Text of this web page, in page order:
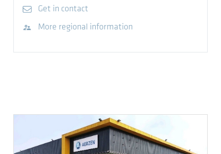
E-mailGet in contact
Visit website
More regional information